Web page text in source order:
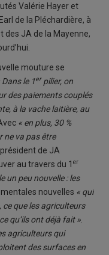
Valérie Hayer et
de la Pléchardière, à
des JA de la Mayenne,
mouture se
Dans le 1erpilier, on
des paiements couplés
à la vache laitière, au
« en plus, 30 %
ne va pas être
de JA
au travers du 1 er
un peu nouvelle : les
nouvelles « qui
que les agriculteurs
qu’ils ont déjà fait »
agriculteurs qui
des surfaces en